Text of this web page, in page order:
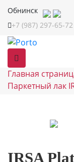
Обнинск
+7 (987) 297-65-72
Главная
Паркетный лак
IRSA